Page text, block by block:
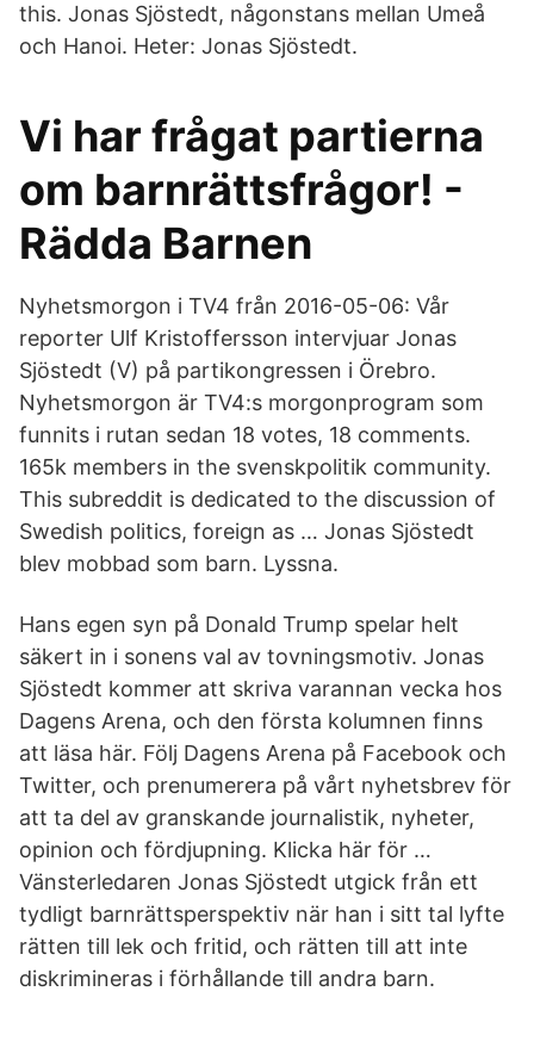
this. Jonas Sjöstedt, någonstans mellan Umeå
och Hanoi. Heter: Jonas Sjöstedt.
Vi har frågat partierna
om barnrättsfrågor! -
Rädda Barnen
Nyhetsmorgon i TV4 från 2016-05-06: Vår
reporter Ulf Kristoffersson intervjuar Jonas
Sjöstedt (V) på partikongressen i Örebro.
Nyhetsmorgon är TV4:s morgonprogram som
funnits i rutan sedan 18 votes, 18 comments.
165k members in the svenskpolitik community.
This subreddit is dedicated to the discussion of
Swedish politics, foreign as … Jonas Sjöstedt
blev mobbad som barn. Lyssna.
Hans egen syn på Donald Trump spelar helt
säkert in i sonens val av tovningsmotiv. Jonas
Sjöstedt kommer att skriva varannan vecka hos
Dagens Arena, och den första kolumnen finns
att läsa här. Följ Dagens Arena på Facebook och
Twitter, och prenumerera på vårt nyhetsbrev för
att ta del av granskande journalistik, nyheter,
opinion och fördjupning. Klicka här för …
Vänsterledaren Jonas Sjöstedt utgick från ett
tydligt barnrättsperspektiv när han i sitt tal lyfte
rätten till lek och fritid, och rätten till att inte
diskrimineras i förhållande till andra barn.